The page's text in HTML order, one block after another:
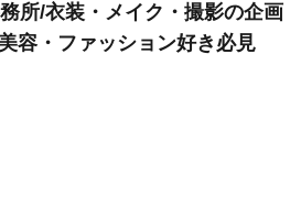
所/衣装・メイク・撮影の企画
容・ファッション好き必見